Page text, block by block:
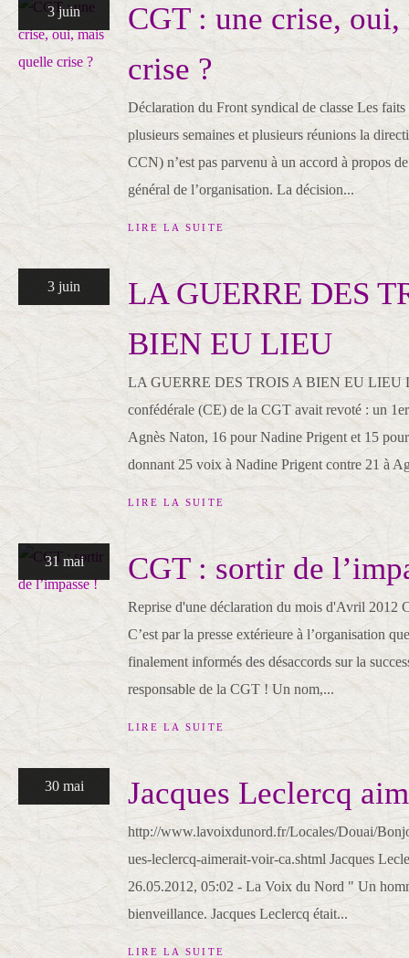
3 juin
CGT : une crise,
crise ?
Déclaration du Front syndical de classe Les faits
plusieurs semaines et plusieurs réunions la
CCN) n’est pas parvenu à un accord à propos
général de l’organisation. La décision...
LIRE LA SUITE
3 juin
LA GUERRE DES
BIEN EU LIEU
LA GUERRE DES TROIS A BIEN EU LIEU
confédérale (CE) de la CGT avait revoté : un
Agnès Naton, 16 pour Nadine Prigent et 15
donnant 25 voix à Nadine Prigent contre 21 à
LIRE LA SUITE
31 mai CGT : sortir de
Reprise d'une déclaration du mois d'Avril 2012
C’est par la presse extérieure à l’organisation
finalement informés des désaccords sur la
responsable de la CGT ! Un nom,...
LIRE LA SUITE
30 mai Jacques Leclercq
http://www.lavoixdunord.fr/Locales/Douai/
ues-leclercq-aimerait-voir-ca.shtml Jacques
26.05.2012, 05:02 - La Voix du Nord " Un
bienveillance. Jacques Leclercq était...
LIRE LA SUITE